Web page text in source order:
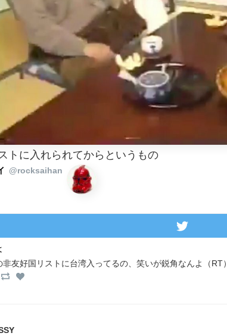
トに入れられてからというもの
@rocksaihan
非友好国リストに台湾入ってるの、笑いが鋭角なんよ（RT）